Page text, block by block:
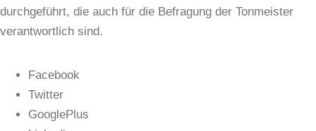
durchgeführt, die auch für die Befragung der Tonmeister
verantwortlich sind.
Facebook
Twitter
GooglePlus